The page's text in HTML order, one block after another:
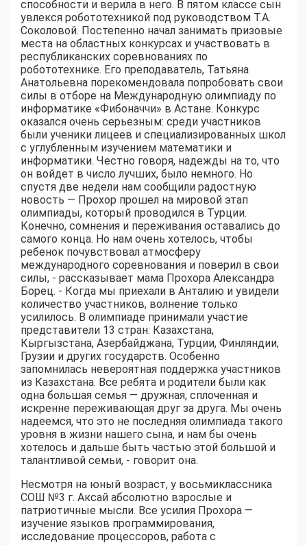
способности и верила в него. В пятом классе сын
увлекся робототехникой под руководством Т.А.
Соколовой. Постепенно начал занимать призовые
места на областных конкурсах и участвовать в
республиканских соревнованиях по
робототехнике. Его преподаватель, Татьяна
Анатольевна порекомендовала попробовать свои
силы в отборе на Международную олимпиаду по
информатике «Фибоначчи» в Астане. Конкурс
оказался очень серьезным: среди участников
были ученики лицеев и специализированных школ
с углубленным изучением математики и
информатики. Честно говоря, надежды на то, что
он войдет в число лучших, было немного. Но
спустя две недели нам сообщили радостную
новость — Прохор прошел на мировой этап
олимпиады, который проводился в Турции.
Конечно, сомнения и переживания оставались до
самого конца. Но нам очень хотелось, чтобы
ребенок почувствовал атмосферу
международного соревнования и поверил в свои
силы, - рассказывает мама Прохора Александра
Борец. - Когда мы приехали в Анталию и увидели
количество участников, волнение только
усилилось. В олимпиаде принимали участие
представители 13 стран: Казахстана,
Кыргызстана, Азербайджана, Турции, Финляндии,
Грузии и других государств. Особенно
запомнилась невероятная поддержка участников
из Казахстана. Все ребята и родители были как
одна большая семья — дружная, сплоченная и
искренне переживающая друг за друга. Мы очень
надеемся, что это не последняя олимпиада такого
уровня в жизни нашего сына, и нам бы очень
хотелось и дальше быть частью этой большой и
талантливой семьи, - говорит она.
Несмотря на юный возраст, у восьмиклассника
СОШ №3 г. Аксай абсолютно взрослые и
патриотичные мысли. Все усилия Прохора —
изучение языков программирования,
исследование процессоров, работа с